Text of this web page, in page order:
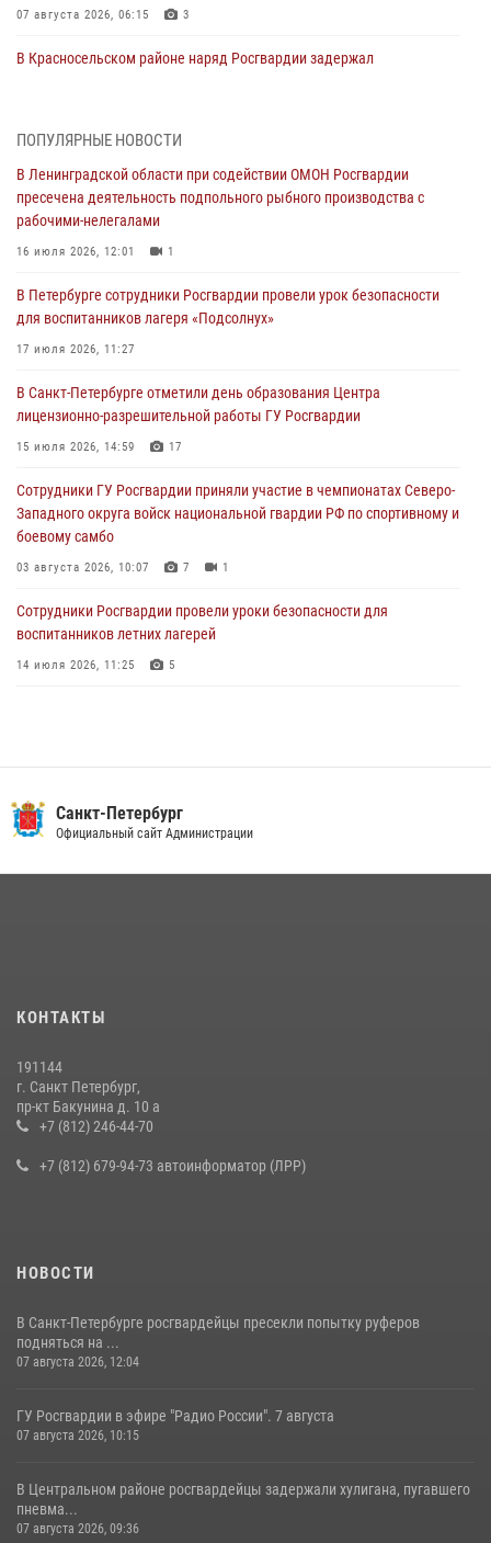
07 августа 2026, 06:15 3
В Красносельском районе наряд Росгвардии задержал
06 августа 2026, 13:39 1
В Центральном районе росгвардейцы оперативно задержали
хулигана, стрелявшего из пускового устройства рядом с жилыми
домами
06 августа 2026, 11:36
Сотрудники и военнослужащие Росгвардии обеспечили
правопорядок при проведении матча "Зенит" - "Балтика"
06 августа 2026, 07:30
В Выборгском районе наряд Росгвардии обнаружил
разыскиваемый преступный автотранспорт
05 августа 2026, 12:25 2
Петербургские росгвардейцы обнаружили объявленный в розыск
автомобиль, ранее использовавшийся при совершении кражи в
Ленобласти
04 августа 2026, 14:05
ПОПУЛЯРНЫЕ НОВОСТИ
В Ленинградской области при содействии ОМОН Росгвардии
пресечена деятельность подпольного рыбного производства с
рабочими-нелегалами
16 июля 2026, 12:01 1
В Петербурге сотрудники Росгвардии провели урок безопасности
для воспитанников лагеря «Подсолнух»
17 июля 2026, 11:27
В Санкт-Петербурге отметили день образования Центра
лицензионно-разрешительной работы ГУ Росгвардии
15 июля 2026, 14:59 17
Сотрудники ГУ Росгвардии приняли участие в чемпионатах Северо-
Западного округа войск национальной гвардии РФ по спортивному и
боевому самбо
03 августа 2026, 10:07 7 1
Сотрудники Росгвардии провели уроки безопасности для
воспитанников летних лагерей
14 июля 2026, 11:25 5
В Красногвардейском районе росгвардейцы задержали хулигана,
угрожавшего мужчине пневматическим пистолетом
на III Международном петербургском цифровом форуме
В Ленобласти сотрудники Росгвардии провели встречу с
воспитанниками детского клуба «Умные каникулы»
Санкт-Петербург
Официальный сайт Администрации
КОНТАКТЫ
191144
г. Санкт Петербург,
пр-кт Бакунина д. 10 а
+7 (812) 246-44-70
+7 (812) 679-94-73 автоинформатор (ЛРР)
НОВОСТИ
В Санкт-Петербурге росгвардейцы пресекли попытку руферов
подняться на ...
07 августа 2026, 12:04
ГУ Росгвардии в эфире "Радио России". 7 августа
07 августа 2026, 10:15
В Центральном районе росгвардейцы задержали хулигана, пугавшего
пневма...
07 августа 2026, 09:36